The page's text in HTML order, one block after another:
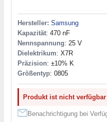
Hersteller: Samsung
Kapazität: 470 nF
Nennspannung: 25 V
Dielektrikum: X7R
Präzision: ±10% K
Größentyp: 0805
Produkt ist nicht verfügbar
Benachrichtigung bei